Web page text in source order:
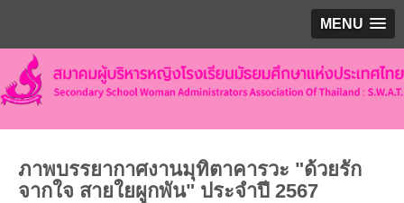
MENU
ภาพบรรยากาศงานมุทิตาคารวะ "ด้วยรัก
จากใจ สายใยผูกพัน" ประจำปี 2567